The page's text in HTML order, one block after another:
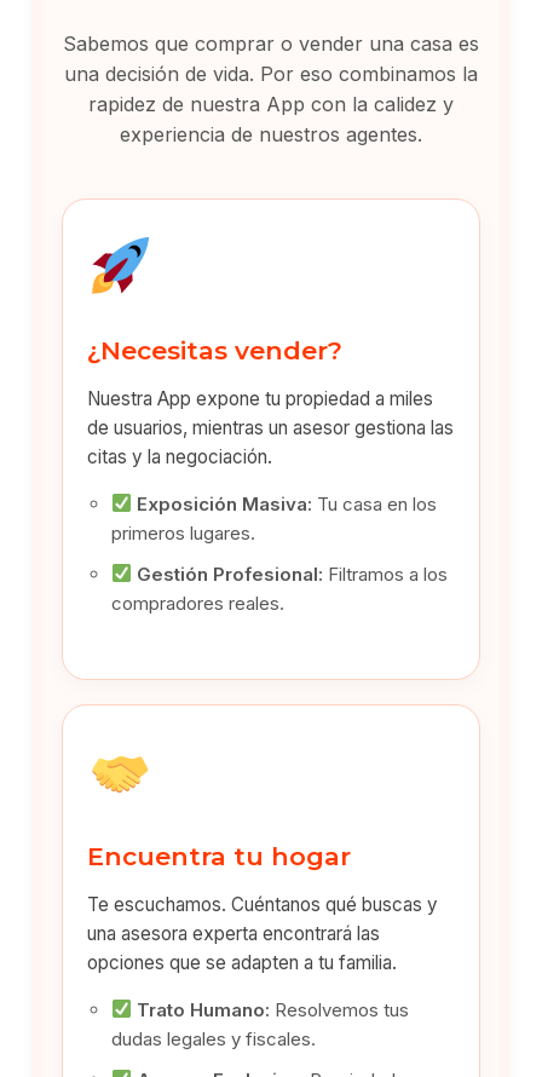
Sabemos que comprar o vender una casa es
una decisión de vida. Por eso combinamos la
rapidez de nuestra App con la calidez y
experiencia de nuestros agentes.
¿Necesitas vender?
Nuestra App expone tu propiedad a miles
de usuarios, mientras un asesor gestiona las
citas y la negociación.
Exposición Masiva: Tu casa en los
primeros lugares.
Gestión Profesional: Filtramos a los
compradores reales.
Encuentra tu hogar
Te escuchamos. Cuéntanos qué buscas y
una asesora experta encontrará las
opciones que se adapten a tu familia.
Trato Humano: Resolvemos tus
dudas legales y fiscales.